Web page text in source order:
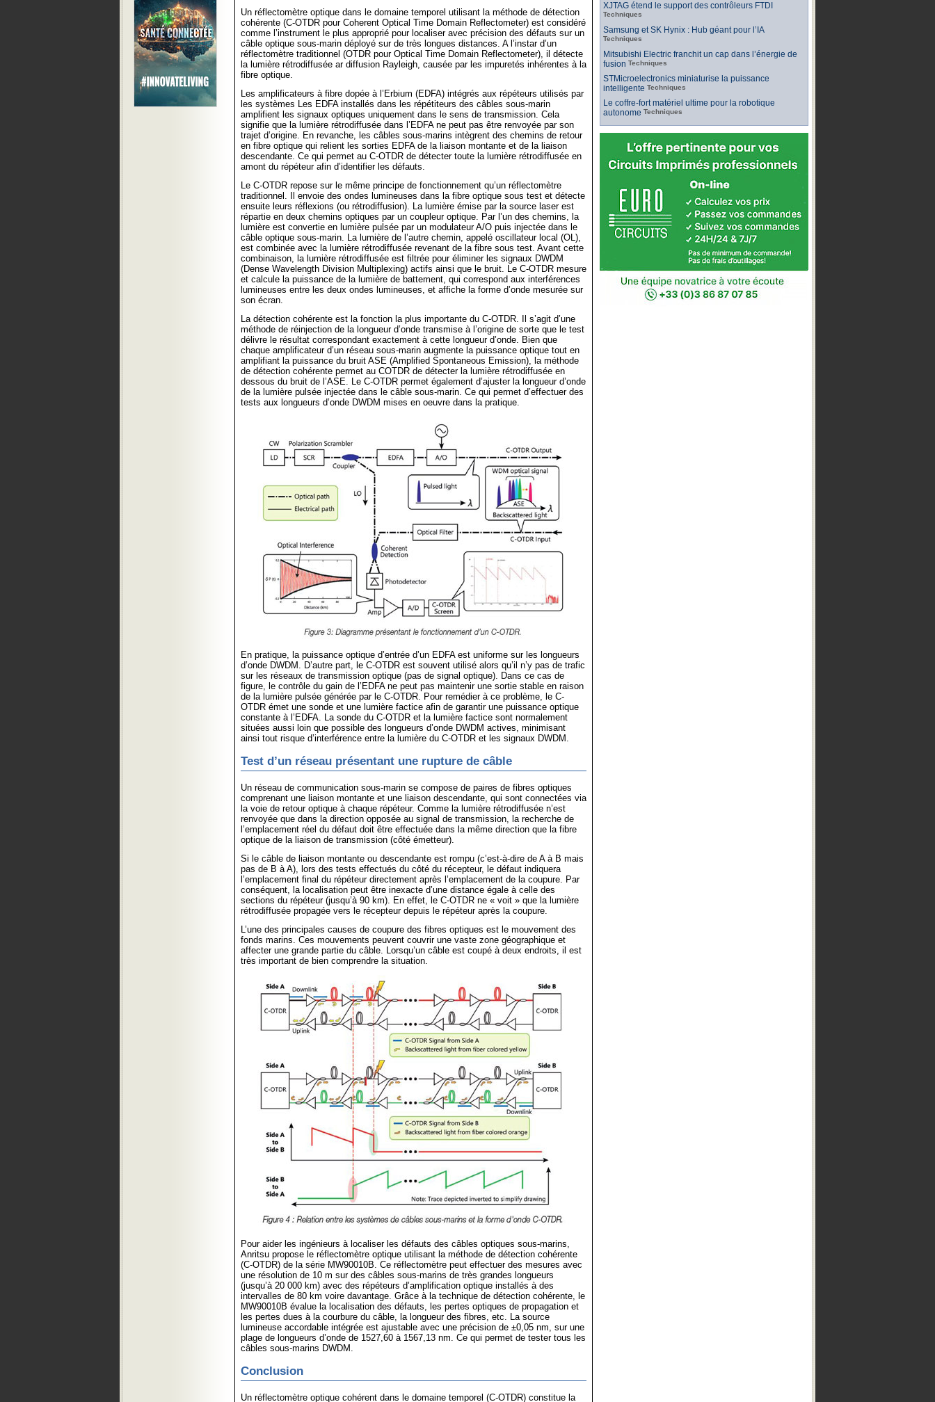
Un réflectomètre optique dans le domaine temporel utilisant la méthode de détection
cohérente (C-OTDR pour Coherent Optical Time Domain Reflectometer) est considéré
comme l’instrument le plus approprié pour localiser avec précision des défauts sur un
câble optique sous-marin déployé sur de très longues distances. A l’instar d’un
réflectomètre traditionnel (OTDR pour Optical Time Domain Reflectometer), il détecte
la lumière rétrodiffusée ar diffusion Rayleigh, causée par les impuretés inhérentes à la
fibre optique.
Les amplificateurs à fibre dopée à l’Erbium (EDFA) intégrés aux répéteurs utilisés par
les systèmes Les EDFA installés dans les répétiteurs des câbles sous-marin
amplifient les signaux optiques uniquement dans le sens de transmission. Cela
signifie que la lumière rétrodiffusée dans l’EDFA ne peut pas être renvoyée par son
trajet d’origine. En revanche, les câbles sous-marins intègrent des chemins de retour
en fibre optique qui relient les sorties EDFA de la liaison montante et de la liaison
descendante. Ce qui permet au C-OTDR de détecter toute la lumière rétrodiffusée en
amont du répéteur afin d’identifier les défauts.
Le C-OTDR repose sur le même principe de fonctionnement qu’un réflectomètre
traditionnel. Il envoie des ondes lumineuses dans la fibre optique sous test et détecte
ensuite leurs réflexions (ou rétrodiffusion). La lumière émise par la source laser est
répartie en deux chemins optiques par un coupleur optique. Par l’un des chemins, la
lumière est convertie en lumière pulsée par un modulateur A/O puis injectée dans le
câble optique sous-marin. La lumière de l’autre chemin, appelé oscillateur local (OL),
est combinée avec la lumière rétrodiffusée revenant de la fibre sous test. Avant cette
combinaison, la lumière rétrodiffusée est filtrée pour éliminer les signaux DWDM
(Dense Wavelength Division Multiplexing) actifs ainsi que le bruit. Le C-OTDR mesure
et calcule la puissance de la lumière de battement, qui correspond aux interférences
lumineuses entre les deux ondes lumineuses, et affiche la forme d’onde mesurée sur
son écran.
La détection cohérente est la fonction la plus importante du C-OTDR. Il s’agit d’une
méthode de réinjection de la longueur d’onde transmise à l’origine de sorte que le test
délivre le résultat correspondant exactement à cette longueur d’onde. Bien que
chaque amplificateur d’un réseau sous-marin augmente la puissance optique tout en
amplifiant la puissance du bruit ASE (Amplified Spontaneous Emission), la méthode
de détection cohérente permet au COTDR de détecter la lumière rétrodiffusée en
dessous du bruit de l’ASE. Le C-OTDR permet également d’ajuster la longueur d’onde
de la lumière pulsée injectée dans le câble sous-marin. Ce qui permet d’effectuer des
tests aux longueurs d’onde DWDM mises en oeuvre dans la pratique.
En pratique, la puissance optique d’entrée d’un EDFA est uniforme sur les longueurs
d’onde DWDM. D’autre part, le C-OTDR est souvent utilisé alors qu’il n’y pas de trafic
sur les réseaux de transmission optique (pas de signal optique). Dans ce cas de
figure, le contrôle du gain de l’EDFA ne peut pas maintenir une sortie stable en raison
de la lumière pulsée générée par le C-OTDR. Pour remédier à ce problème, le C-
OTDR émet une sonde et une lumière factice afin de garantir une puissance optique
constante à l’EDFA. La sonde du C-OTDR et la lumière factice sont normalement
situées aussi loin que possible des longueurs d’onde DWDM actives, minimisant
ainsi tout risque d’interférence entre la lumière du C-OTDR et les signaux DWDM.
Test d’un réseau présentant une rupture de câble
Un réseau de communication sous-marin se compose de paires de fibres optiques
comprenant une liaison montante et une liaison descendante, qui sont connectées via
la voie de retour optique à chaque répéteur. Comme la lumière rétrodiffusée n’est
renvoyée que dans la direction opposée au signal de transmission, la recherche de
l’emplacement réel du défaut doit être effectuée dans la même direction que la fibre
optique de la liaison de transmission (côté émetteur).
Si le câble de liaison montante ou descendante est rompu (c’est-à-dire de A à B mais
pas de B à A), lors des tests effectués du côté du récepteur, le défaut indiquera
l’emplacement final du répéteur directement après l’emplacement de la coupure. Par
conséquent, la localisation peut être inexacte d’une distance égale à celle des
sections du répéteur (jusqu’à 90 km). En effet, le C-OTDR ne « voit » que la lumière
rétrodiffusée propagée vers le récepteur depuis le répéteur après la coupure.
L’une des principales causes de coupure des fibres optiques est le mouvement des
fonds marins. Ces mouvements peuvent couvrir une vaste zone géographique et
affecter une grande partie du câble. Lorsqu’un câble est coupé à deux endroits, il est
très important de bien comprendre la situation.
Pour aider les ingénieurs à localiser les défauts des câbles optiques sous-marins,
Anritsu propose le réflectomètre optique utilisant la méthode de détection cohérente
(C-OTDR) de la série MW90010B. Ce réflectomètre peut effectuer des mesures avec
une résolution de 10 m sur des câbles sous-marins de très grandes longueurs
(jusqu’à 20 000 km) avec des répéteurs d’amplification optique installés à des
intervalles de 80 km voire davantage. Grâce à la technique de détection cohérente, le
MW90010B évalue la localisation des défauts, les pertes optiques de propagation et
les pertes dues à la courbure du câble, la longueur des fibres, etc. La source
lumineuse accordable intégrée est ajustable avec une précision de ±0,05 nm, sur une
plage de longueurs d’onde de 1527,60 à 1567,13 nm. Ce qui permet de tester tous les
câbles sous-marins DWDM.
Conclusion
Un réflectomètre optique cohérent dans le domaine temporel (C-OTDR) constitue la
XJTAG étend le support des contrôleurs FTDI
Techniques
Samsung et SK Hynix : Hub géant pour l’IA
Techniques
Mitsubishi Electric franchit un cap dans l’énergie de
fusion Techniques
STMicroelectronics miniaturise la puissance
intelligente Techniques
Le coffre-fort matériel ultime pour la robotique
autonome Techniques